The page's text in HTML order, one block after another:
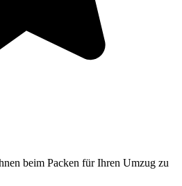
beim Packen für Ihren Umzug zu